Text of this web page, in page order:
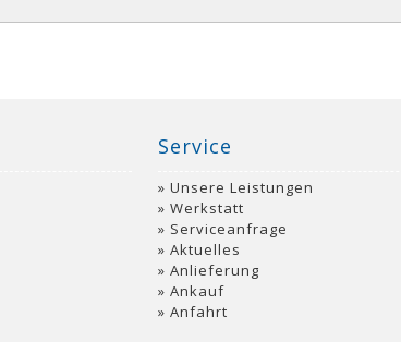
Service
Unsere Leistungen
Werkstatt
Serviceanfrage
Aktuelles
Anlieferung
Ankauf
Anfahrt